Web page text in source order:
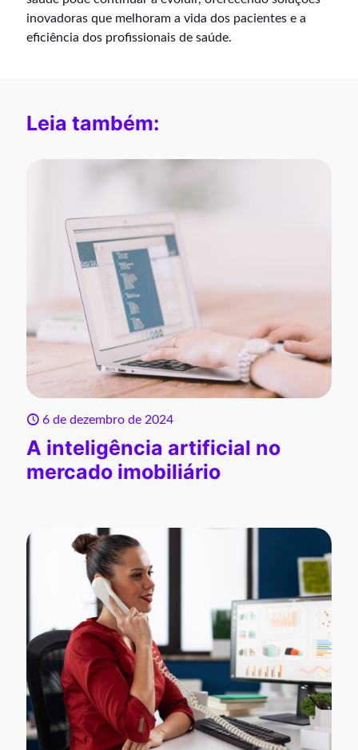
inovadoras que melhoram a vida dos pacientes e a
eficiência dos profissionais de saúde.
Leia também:
6 de dezembro de 2024
A inteligência artificial no
mercado imobiliário